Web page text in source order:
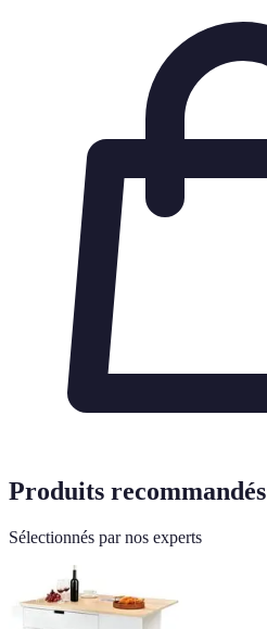
Produits recommandés
Sélectionnés par nos experts